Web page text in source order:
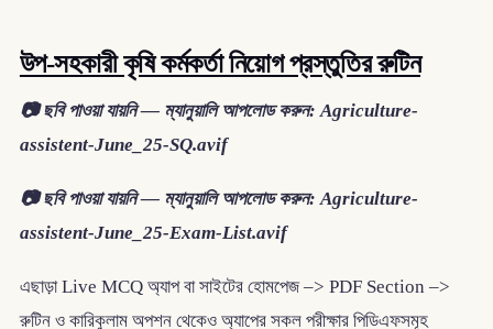
উপ-সহকারী কৃষি কর্মকর্তা নিয়োগ প্রস্তুতির রুটিন
📷 ছবি পাওয়া যায়নি — ম্যানুয়ালি আপলোড করুন: Agriculture-
assistent-June_25-SQ.avif
📷 ছবি পাওয়া যায়নি — ম্যানুয়ালি আপলোড করুন: Agriculture-
assistent-June_25-Exam-List.avif
এছাড়া Live MCQ অ্যাপ বা সাইটের হোমপেজ –> PDF Section –>
রুটিন ও কারিকুলাম অপশন থেকেও অ্যাপের সকল পরীক্ষার পিডিএফসমূহ